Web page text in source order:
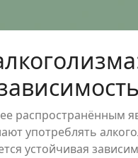
распространённым
употреблять
устойчивая